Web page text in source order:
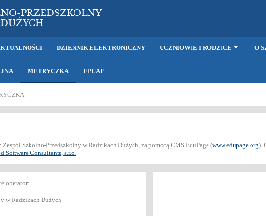
PRZEDSZKOLNY
DZIENNIK ELEKTRONICZNY UCZNIOWIE I RODZICE O
METRYCZKA EPUAP
Zespół Szkolno-Przedszkolny w Radzikach Dużych, za pomocą CMS EduPage (www.edupage.org).
Software Consultants, s.r.o.
operator:
w Radzikach Dużych